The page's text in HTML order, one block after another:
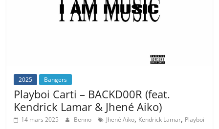
2025 Bangers
Playboi Carti – BACKD00R (feat.
Kendrick Lamar & Jhené Aiko)
14 mars 2025 Benno Jhené Aiko, Kendrick Lamar, Playboi